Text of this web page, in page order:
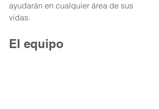
ayudarán en cualquier área de sus
vidas.
El equipo